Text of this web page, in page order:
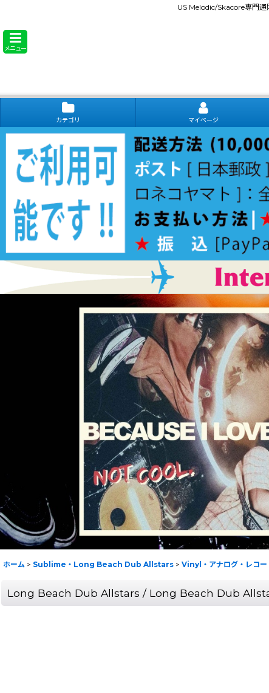
US Melodic/Skacore専門
メニュー
カテゴリ マイページ
ホーム > Sublime・Long Beach Dub Allstars > Vinyl・アナログ・レコー
Long Beach Dub Allstars / Long Beach Dub